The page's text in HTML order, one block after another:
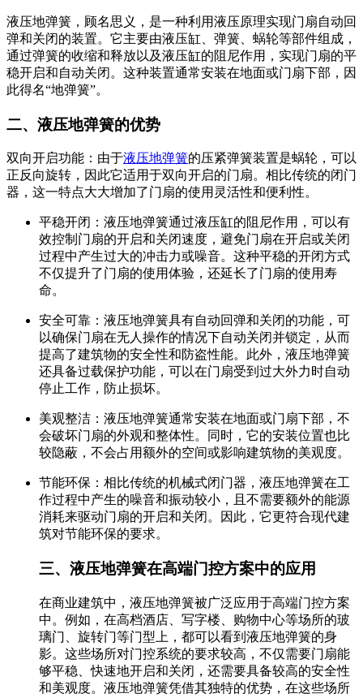
液压地弹簧，顾名思义，是一种利用液压原理实现门扇自动回
弹和关闭的装置。它主要由液压缸、弹簧、蜗轮等部件组成，
通过弹簧的收缩和释放以及液压缸的阻尼作用，实现门扇的平
稳开启和自动关闭。这种装置通常安装在地面或门扇下部，因
此得名“地弹簧”。
二、液压地弹簧的优势
双向开启功能：由于液压地弹簧的压紧弹簧装置是蜗轮，可以
正反向旋转，因此它适用于双向开启的门扇。相比传统的闭门
器，这一特点大大增加了门扇的使用灵活性和便利性。
平稳开闭：液压地弹簧通过液压缸的阻尼作用，可以有
效控制门扇的开启和关闭速度，避免门扇在开启或关闭
过程中产生过大的冲击力或噪音。这种平稳的开闭方式
不仅提升了门扇的使用体验，还延长了门扇的使用寿
命。
安全可靠：液压地弹簧具有自动回弹和关闭的功能，可
以确保门扇在无人操作的情况下自动关闭并锁定，从而
提高了建筑物的安全性和防盗性能。此外，液压地弹簧
还具备过载保护功能，可以在门扇受到过大外力时自动
停止工作，防止损坏。
美观整洁：液压地弹簧通常安装在地面或门扇下部，不
会破坏门扇的外观和整体性。同时，它的安装位置也比
较隐蔽，不会占用额外的空间或影响建筑物的美观度。
节能环保：相比传统的机械式闭门器，液压地弹簧在工
作过程中产生的噪音和振动较小，且不需要额外的能源
消耗来驱动门扇的开启和关闭。因此，它更符合现代建
筑对节能环保的要求。
三、液压地弹簧在高端门控方案中的应用
在商业建筑中，液压地弹簧被广泛应用于高端门控方案
中。例如，在高档酒店、写字楼、购物中心等场所的玻
璃门、旋转门等门型上，都可以看到液压地弹簧的身
影。这些场所对门控系统的要求较高，不仅需要门扇能
够平稳、快速地开启和关闭，还需要具备较高的安全性
和美观度。液压地弹簧凭借其独特的优势，在这些场所